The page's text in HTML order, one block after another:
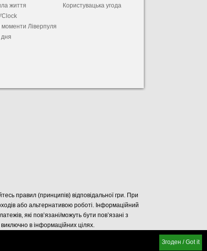
життя
моменти Ліверпуля
дня
Користувацька угода
правил (принципів) відповідальної гри. При
або альтернативою роботі. Інформаційний
які пов’язані/можуть бути пов’язані з
в інформаційних цілях.
Згоден / Got it